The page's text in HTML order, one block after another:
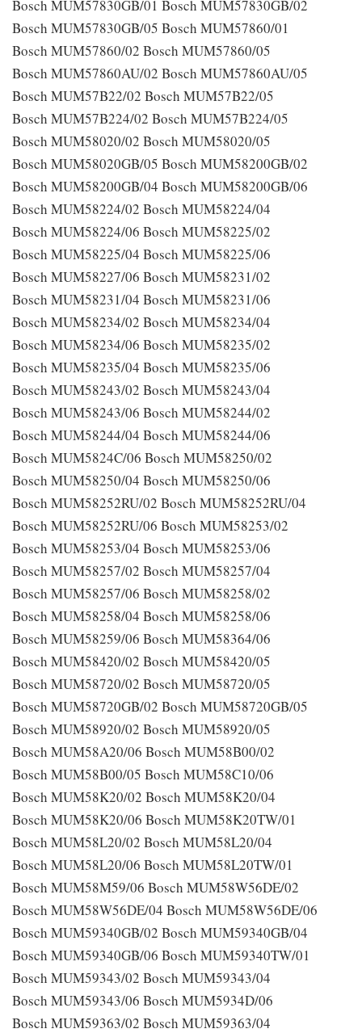
Bosch MUM57830GB/01 Bosch MUM57830GB/02
Bosch MUM57830GB/05 Bosch MUM57860/01
Bosch MUM57860/02 Bosch MUM57860/05
Bosch MUM57860AU/02 Bosch MUM57860AU/05
Bosch MUM57B22/02 Bosch MUM57B22/05
Bosch MUM57B224/02 Bosch MUM57B224/05
Bosch MUM58020/02 Bosch MUM58020/05
Bosch MUM58020GB/05 Bosch MUM58200GB/02
Bosch MUM58200GB/04 Bosch MUM58200GB/06
Bosch MUM58224/02 Bosch MUM58224/04
Bosch MUM58224/06 Bosch MUM58225/02
Bosch MUM58225/04 Bosch MUM58225/06
Bosch MUM58227/06 Bosch MUM58231/02
Bosch MUM58231/04 Bosch MUM58231/06
Bosch MUM58234/02 Bosch MUM58234/04
Bosch MUM58234/06 Bosch MUM58235/02
Bosch MUM58235/04 Bosch MUM58235/06
Bosch MUM58243/02 Bosch MUM58243/04
Bosch MUM58243/06 Bosch MUM58244/02
Bosch MUM58244/04 Bosch MUM58244/06
Bosch MUM5824C/06 Bosch MUM58250/02
Bosch MUM58250/04 Bosch MUM58250/06
Bosch MUM58252RU/02 Bosch MUM58252RU/04
Bosch MUM58252RU/06 Bosch MUM58253/02
Bosch MUM58253/04 Bosch MUM58253/06
Bosch MUM58257/02 Bosch MUM58257/04
Bosch MUM58257/06 Bosch MUM58258/02
Bosch MUM58258/04 Bosch MUM58258/06
Bosch MUM58259/06 Bosch MUM58364/06
Bosch MUM58420/02 Bosch MUM58420/05
Bosch MUM58720/02 Bosch MUM58720/05
Bosch MUM58720GB/02 Bosch MUM58720GB/05
Bosch MUM58920/02 Bosch MUM58920/05
Bosch MUM58A20/06 Bosch MUM58B00/02
Bosch MUM58B00/05 Bosch MUM58C10/06
Bosch MUM58K20/02 Bosch MUM58K20/04
Bosch MUM58K20/06 Bosch MUM58K20TW/01
Bosch MUM58L20/02 Bosch MUM58L20/04
Bosch MUM58L20/06 Bosch MUM58L20TW/01
Bosch MUM58M59/06 Bosch MUM58W56DE/02
Bosch MUM58W56DE/04 Bosch MUM58W56DE/06
Bosch MUM59340GB/02 Bosch MUM59340GB/04
Bosch MUM59340GB/06 Bosch MUM59340TW/01
Bosch MUM59343/02 Bosch MUM59343/04
Bosch MUM59343/06 Bosch MUM5934D/06
Bosch MUM59363/02 Bosch MUM59363/04